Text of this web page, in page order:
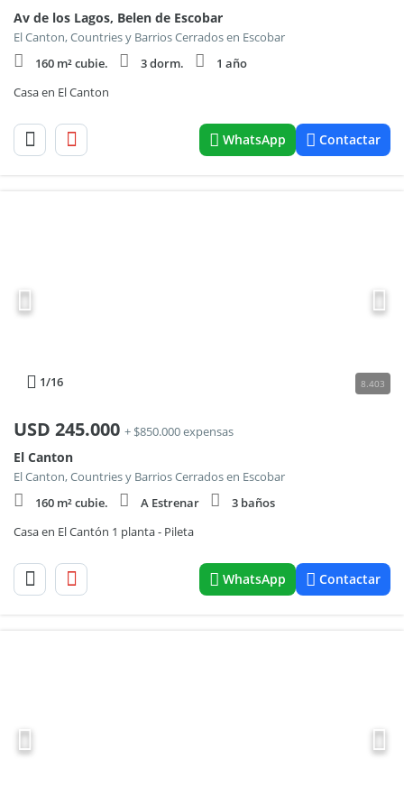
Av de los Lagos, Belen de Escobar
El Canton, Countries y Barrios Cerrados en Escobar
160 m² cubie.
3 dorm.
1 año
Casa en El Canton
WhatsApp Contactar
1/16 8.403
USD 245.000 + $850.000 expensas
El Canton
El Canton, Countries y Barrios Cerrados en Escobar
160 m² cubie.
A Estrenar
3 baños
Casa en El Cantón 1 planta - Pileta
WhatsApp Contactar